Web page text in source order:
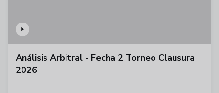
Análisis Arbitral - Fecha 2 Torneo Clausura
2026